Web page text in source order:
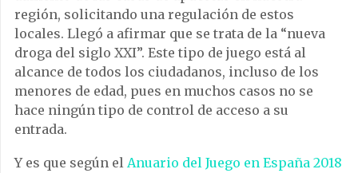
región, solicitando una regulación de estos
locales. Llegó a afirmar que se trata de la “nueva
droga del siglo XXI”. Este tipo de juego está al
alcance de todos los ciudadanos, incluso de los
menores de edad, pues en muchos casos no se
hace ningún tipo de control de acceso a su
entrada.
Y es que según el Anuario del Juego en España 2018